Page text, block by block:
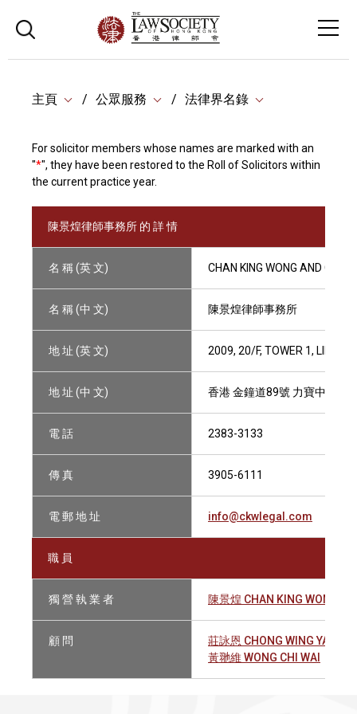
主頁 公眾服務 法律界名錄
For solicitor members whose names are marked with an
"*", they have been restored to the Roll of Solicitors within
the current practice year.
陳景煌律師事務所 的 詳 情
名 稱 (英 文) CHAN KING WONG AND CO.
名 稱 (中 文) 陳景煌律師事務所
地 址 (英 文) 2009, 20/F, TOWER 1, LIPPO
地 址 (中 文) 香港 金鐘道89號 力寶中心第
電 話 2383-3133
傳 真 3905-6111
電 郵 地 址 info@ckwlegal.com
職 員
獨 營 執 業 者 陳景煌 CHAN KING WONG,
顧 問
莊詠恩 CHONG WING YAN
黃𦏸維 WONG CHI WAI